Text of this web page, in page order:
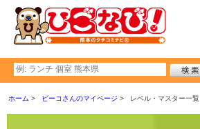
ホーム ビーコさんのマイページ レベル・マスター一覧